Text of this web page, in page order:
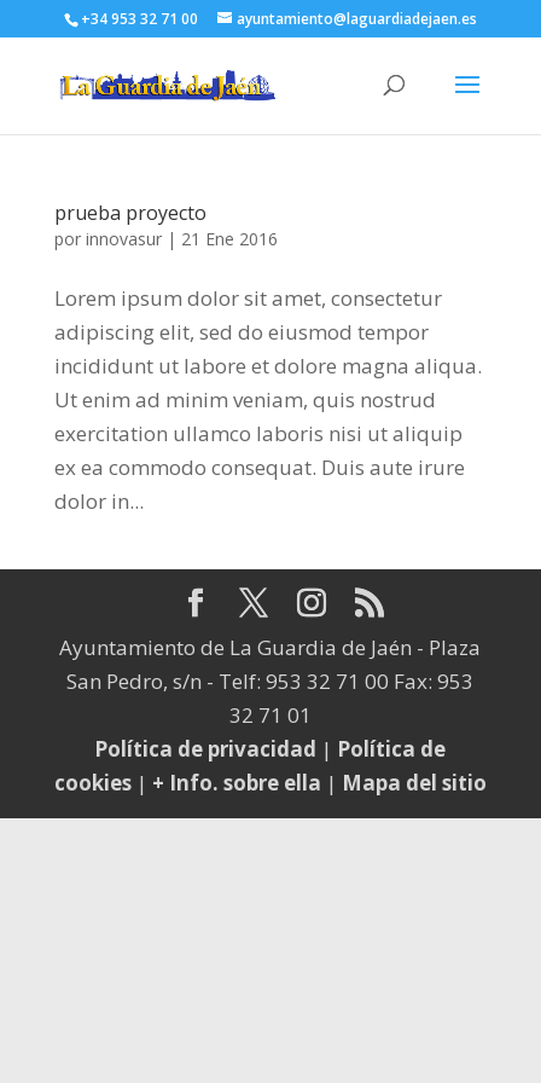
+34 953 32 71 00 ayuntamiento@laguardiadejaen.es
prueba proyecto
por innovasur| 21 Ene 2016
Lorem ipsum dolor sit amet, consectetur
adipiscing elit, sed do eiusmod tempor
incididunt ut labore et dolore magna aliqua.
Ut enim ad minim veniam, quis nostrud
exercitation ullamco laboris nisi ut aliquip
ex ea commodo consequat. Duis aute irure
dolor in...
Ayuntamiento de La Guardia de Jaén - Plaza
San Pedro, s/n - Telf: 953 32 71 00 Fax: 953
32 71 01
Política de privacidad | Política de
cookies| + Info. sobre ella | Mapa del sitio